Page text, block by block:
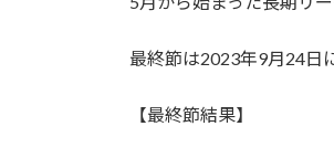
時
:
最終節は2023年9月24日
【最終節結果】